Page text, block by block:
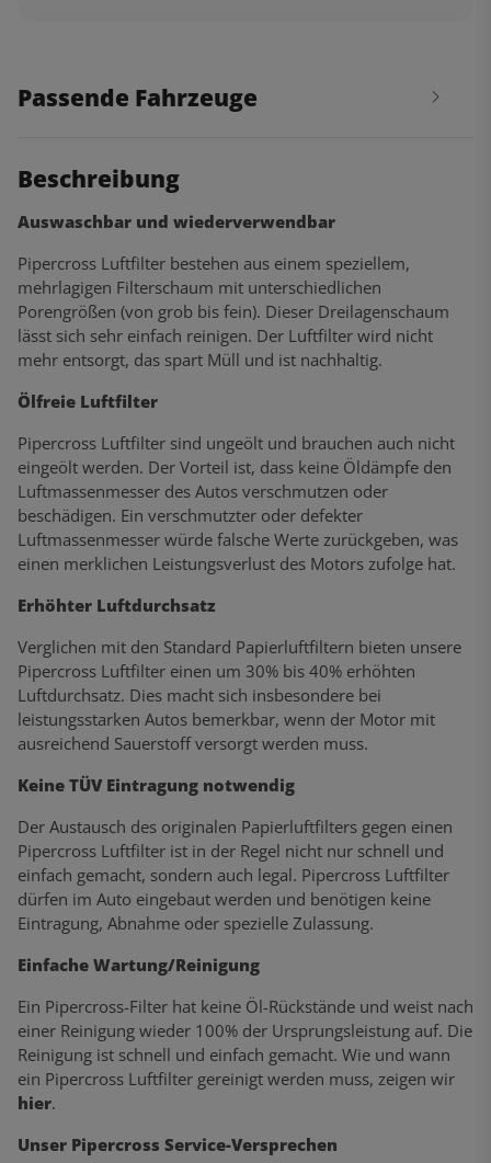
Passende Fahrzeuge
Beschreibung
Auswaschbar und wiederverwendbar
Pipercross Luftfilter bestehen aus einem speziellem,
mehrlagigen Filterschaum mit unterschiedlichen
Porengrößen (von grob bis fein). Dieser Dreilagenschaum
lässt sich sehr einfach reinigen. Der Luftfilter wird nicht
mehr entsorgt, das spart Müll und ist nachhaltig.
Ölfreie Luftfilter
Pipercross Luftfilter sind ungeölt und brauchen auch nicht
eingeölt werden. Der Vorteil ist, dass keine Öldämpfe den
Luftmassenmesser des Autos verschmutzen oder
beschädigen. Ein verschmutzter oder defekter
Luftmassenmesser würde falsche Werte zurückgeben, was
einen merklichen Leistungsverlust des Motors zufolge hat.
Erhöhter Luftdurchsatz
Verglichen mit den Standard Papierluftfiltern bieten unsere
Pipercross Luftfilter einen um 30% bis 40% erhöhten
Luftdurchsatz. Dies macht sich insbesondere bei
leistungsstarken Autos bemerkbar, wenn der Motor mit
ausreichend Sauerstoff versorgt werden muss.
Keine TÜV Eintragung notwendig
Der Austausch des originalen Papierluftfilters gegen einen
Pipercross Luftfilter ist in der Regel nicht nur schnell und
einfach gemacht, sondern auch legal. Pipercross Luftfilter
dürfen im Auto eingebaut werden und benötigen keine
Eintragung, Abnahme oder spezielle Zulassung.
Einfache Wartung/Reinigung
Ein Pipercross-Filter hat keine Öl-Rückstände und weist nach
einer Reinigung wieder 100% der Ursprungsleistung auf. Die
Reinigung ist schnell und einfach gemacht. Wie und wann
ein Pipercross Luftfilter gereinigt werden muss, zeigen wir
hier.
Unser Pipercross Service-Versprechen